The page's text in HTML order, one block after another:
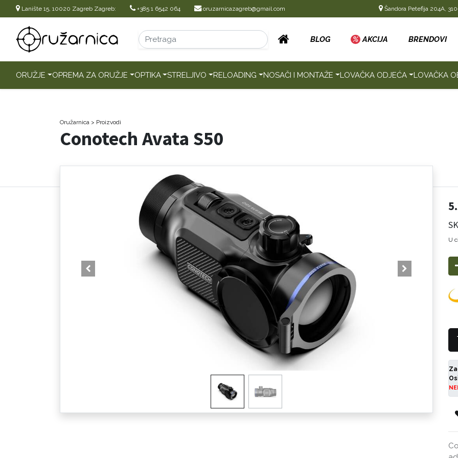
Lanište 15, 10020 Zagreb Zagreb: +385 1 6542 064 oruzarnicazagreb@gmail.com Šandora Petefija 204A,
BLOG % AKCIJA BRENDOVI
ORUŽJE OPREMA ZA ORUŽJE OPTIKA STRELJIVO RELOADING NOSAČI I MONTAŽE LOVAČKA ODJEĆA LOVAČKA
Oružarnica > Proizvodi
Conotech Avata S50
U